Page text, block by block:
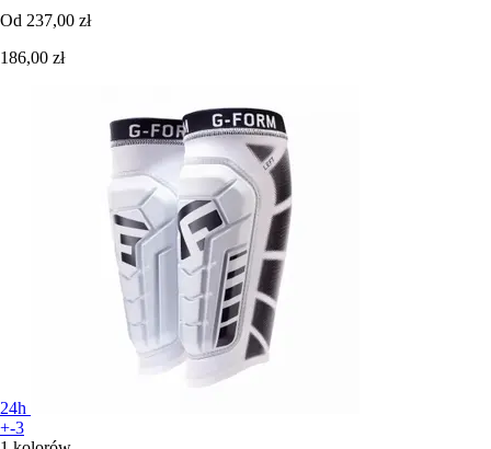
Od 237,00 zł
186,00 zł
24h
+-3